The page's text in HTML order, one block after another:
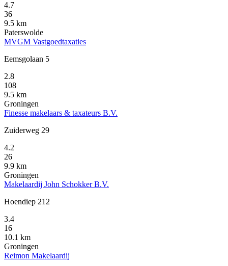
4.7
36
9.5 km
Paterswolde
MVGM Vastgoedtaxaties
Eemsgolaan 5
2.8
108
9.5 km
Groningen
Finesse makelaars & taxateurs B.V.
Zuiderweg 29
4.2
26
9.9 km
Groningen
Makelaardij John Schokker B.V.
Hoendiep 212
3.4
16
10.1 km
Groningen
Reimon Makelaardij